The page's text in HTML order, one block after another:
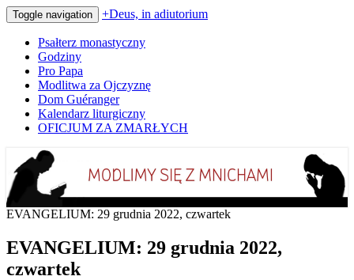
Toggle navigation +Deus, in adiutorium
Psałterz monastyczny
Godziny
Pro Papa
Modlitwa za Ojczyznę
Dom Guéranger
Kalendarz liturgiczny
OFICJUM ZA ZMARŁYCH
+Deus, in adiutorium
Codziennie modlimy się z mnichami
EVANGELIUM: 29 grudnia 2022, czwartek
EVANGELIUM: 29 grudnia 2022,
czwartek